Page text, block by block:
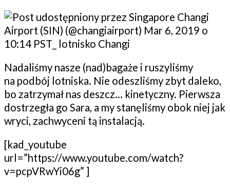
Nadaliśmy nasze (nad)bagaże i ruszyliśmy
na podbój lotniska. Nie odeszliśmy zbyt daleko,
bo zatrzymał nas deszcz… kinetyczny. Pierwsza
dostrzegła go Sara, a my stanęliśmy obok niej jak
wryci, zachwyceni tą instalacją.
[kad_youtube
url=”https://www.youtube.com/watch?
v=pcpVRwYi06g” ]